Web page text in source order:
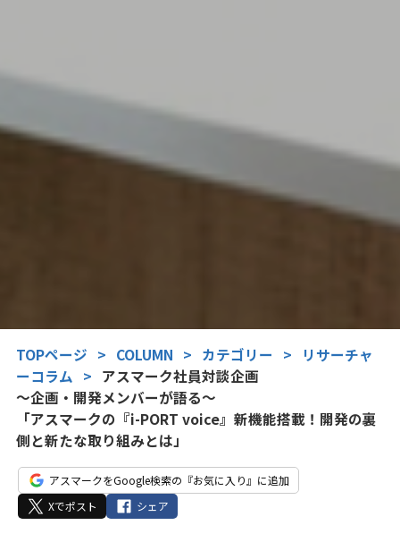
TOPページ > COLUMN > カテゴリー >
リサーチャ
ーコラム > アスマーク社員対談企画
～企画・開発メンバーが語る～
「アスマークの『i-PORT voice』新機能搭載！開発の裏
側と新たな取り組みとは」
アスマークをGoogle検索の『お気に入り』に追加
Xでポスト
シェア